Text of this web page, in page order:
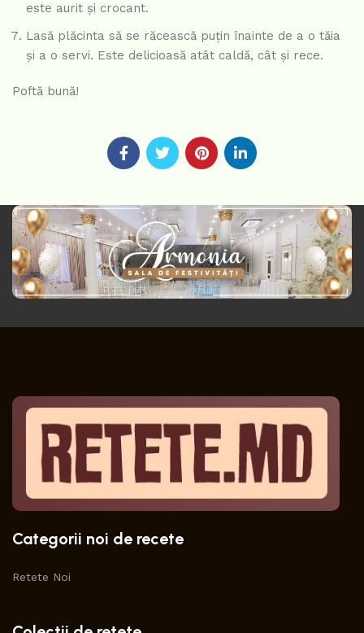
este aurit și crocant.
Lasă plăcinta să se răcească puțin înainte de a o tăia
și a o servi. Este delicioasă atât caldă, cât și rece.
Poftă bună!
Categorii noi de recete
Retete Noi